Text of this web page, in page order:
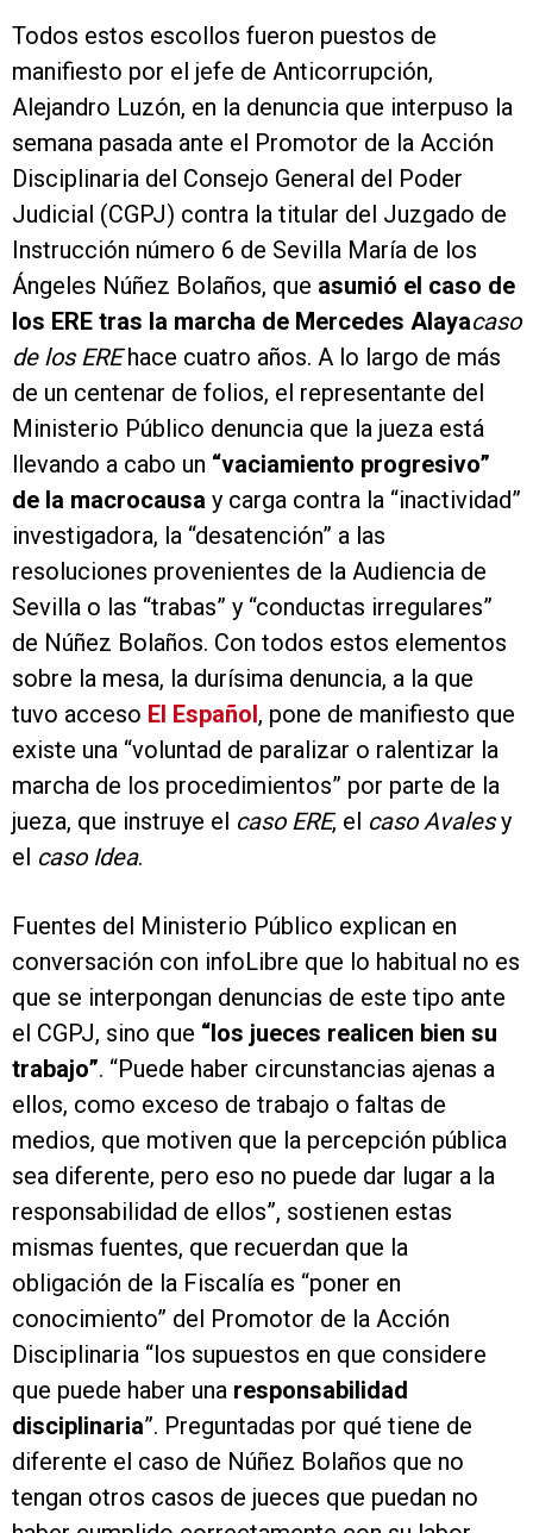
Todos estos escollos fueron puestos de
manifiesto por el jefe de Anticorrupción,
Alejandro Luzón, en la denuncia que interpuso la
semana pasada ante el Promotor de la Acción
Disciplinaria del Consejo General del Poder
Judicial (CGPJ) contra la titular del Juzgado de
Instrucción número 6 de Sevilla María de los
Ángeles Núñez Bolaños, que asumió el caso de
los ERE tras la marcha de Mercedes Alayacaso
de los EREhace cuatro años. A lo largo de más
de un centenar de folios, el representante del
Ministerio Público denuncia que la jueza está
llevando a cabo un “vaciamiento progresivo”
de la macrocausa y carga contra la “inactividad”
investigadora, la “desatención” a las
resoluciones provenientes de la Audiencia de
Sevilla o las “trabas” y “conductas irregulares”
de Núñez Bolaños. Con todos estos elementos
sobre la mesa, la durísima denuncia, a la que
tuvo acceso El Español, pone de manifiesto que
existe una “voluntad de paralizar o ralentizar la
marcha de los procedimientos” por parte de la
jueza, que instruye el caso ERE, el caso Avalesy
el caso Idea.
Fuentes del Ministerio Público explican en
conversación con infoLibre que lo habitual no es
que se interpongan denuncias de este tipo ante
el CGPJ, sino que “los jueces realicen bien su
trabajo”. “Puede haber circunstancias ajenas a
ellos, como exceso de trabajo o faltas de
medios, que motiven que la percepción pública
sea diferente, pero eso no puede dar lugar a la
responsabilidad de ellos”, sostienen estas
mismas fuentes, que recuerdan que la
obligación de la Fiscalía es “poner en
conocimiento” del Promotor de la Acción
Disciplinaria “los supuestos en que considere
que puede haber una responsabilidad
disciplinaria”. Preguntadas por qué tiene de
diferente el caso de Núñez Bolaños que no
tengan otros casos de jueces que puedan no